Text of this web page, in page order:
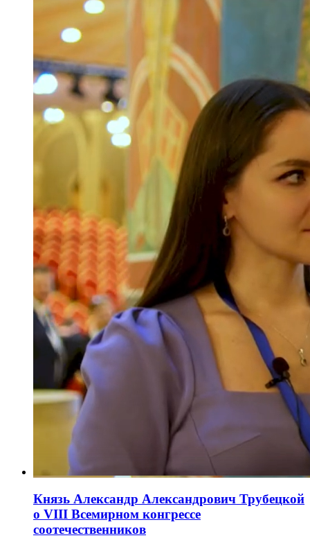
Князь Александр Александрович Трубецкой
о VIII Всемирном конгрессе
соотечественников